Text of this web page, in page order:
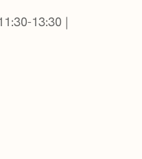
13:30 |